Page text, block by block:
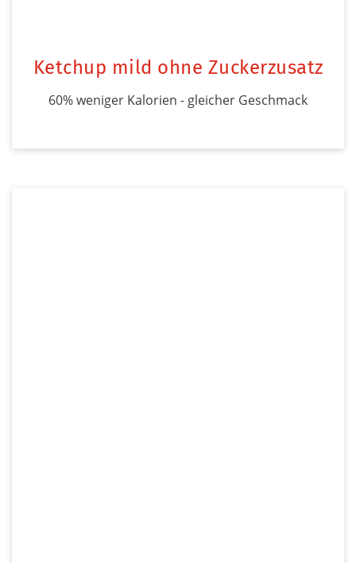
Ketchup mild ohne Zuckerzusatz
60% weniger Kalorien - gleicher Geschmack